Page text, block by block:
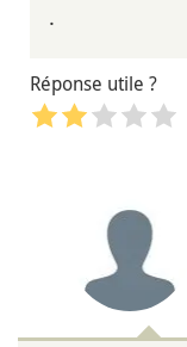
.
Réponse utile ?